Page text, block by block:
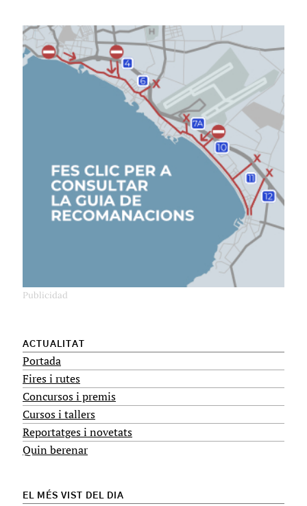
ACTUALITAT
Portada
Fires i rutes
Concursos i premis
Cursos i tallers
Reportatges i novetats
Quin berenar
EL MÉS VIST DEL DIA